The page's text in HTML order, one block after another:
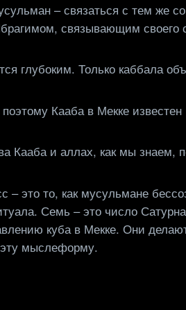
– связаться с тем же
связывающим
глубоким. Только каббала
Кааба в Мекке
Кааба и аллах, как мы знаем,
– это то, как мусульмане
Семь – это число
куба в Мекке. Они
мыслеформу.